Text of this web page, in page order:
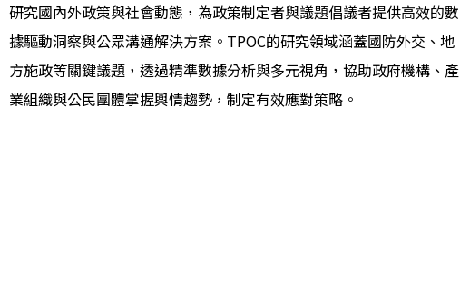
研究國內外政策與社會動態，為政策制定者與議題倡議者提供高效的數
據驅動洞察與公眾溝通解決方案。TPOC的研究領域涵蓋國防外交、地
方施政等關鍵議題，透過精準數據分析與多元視角，協助政府機構、產
業組織與公民團體掌握輿情趨勢，制定有效應對策略。